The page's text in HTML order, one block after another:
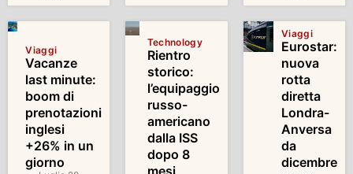
Viaggi
Vacanze
last minute:
boom di
prenotazioni
inglesi
+26% in un
giorno
Technology
Rientro
storico:
l’equipaggio
russo-
americano
dalla ISS
dopo 8
mesi
Viaggi
Eurostar:
nuova
rotta
diretta
Londra-
Anversa
da
dicembre